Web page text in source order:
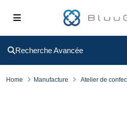
Recherche Avancée
Home Manufacture Atelier de